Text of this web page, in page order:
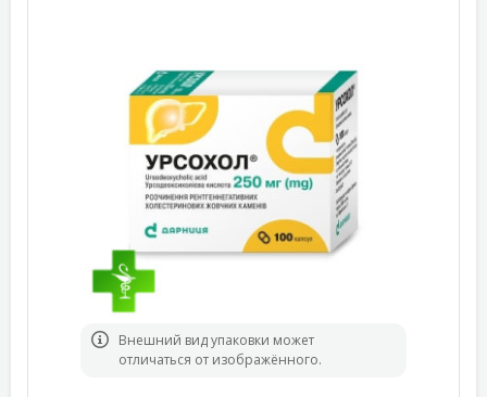
Bнешний вид упаковки может
отличаться от изображённого.